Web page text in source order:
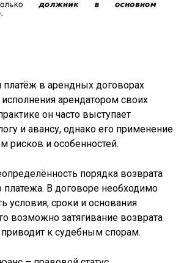
в арендных договорах
арендатором своих
он часто выступает
и авансу, однако его применение
рисков и особенностей.
порядка возврата
платежа. В договоре необходимо
условия, сроки и основания
возможно затягивание возврата
приводит к судебным спорам.